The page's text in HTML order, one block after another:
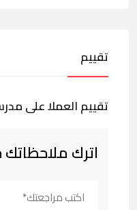
تقييم
تقييم العملا على
اترك